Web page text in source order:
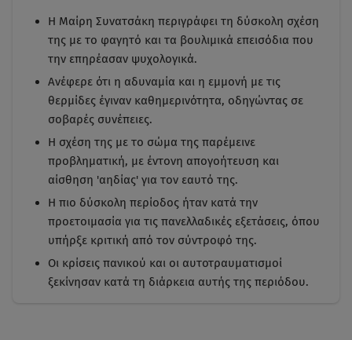
Η Μαίρη Συνατσάκη περιγράφει τη δύσκολη σχέση
της με το φαγητό και τα βουλιμικά επεισόδια που
την επηρέασαν ψυχολογικά.
Ανέφερε ότι η αδυναμία και η εμμονή με τις
θερμίδες έγιναν καθημερινότητα, οδηγώντας σε
σοβαρές συνέπειες.
Η σχέση της με το σώμα της παρέμεινε
προβληματική, με έντονη απογοήτευση και
αίσθηση 'αηδίας' για τον εαυτό της.
Η πιο δύσκολη περίοδος ήταν κατά την
προετοιμασία για τις πανελλαδικές εξετάσεις, όπου
υπήρξε κριτική από τον σύντροφό της.
Οι κρίσεις πανικού και οι αυτοτραυματισμοί
ξεκίνησαν κατά τη διάρκεια αυτής της περιόδου.